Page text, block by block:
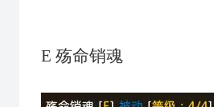
E 殇命销魂